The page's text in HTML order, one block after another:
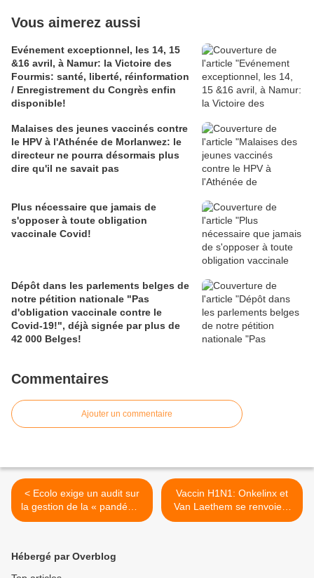
Vous aimerez aussi
Evénement exceptionnel, les 14, 15
&16 avril, à Namur: la Victoire des
Fourmis: santé, liberté, réinformation
/ Enregistrement du Congrès enfin
disponible!
Malaises des jeunes vaccinés contre
le HPV à l'Athénée de Morlanwez: le
directeur ne pourra désormais plus
dire qu'il ne savait pas
Plus nécessaire que jamais de
s'opposer à toute obligation
vaccinale Covid!
Dépôt dans les parlements belges de
notre pétition nationale "Pas
d'obligation vaccinale contre le
Covid-19!", déjà signée par plus de
42 000 Belges!
Commentaires
Ajouter un commentaire
< Ecolo exige un audit sur
la gestion de la « pandémie
»
Vaccin H1N1: Onkelinx et
Van Laethem se renvoient
la balle >
Hébergé par Overblog